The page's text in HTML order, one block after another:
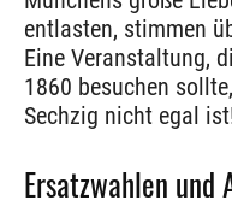
entlasten, stimmen
Eine Veranstaltung,
1860 besuchen
Sechzig nicht egal
Ersatzwahlen und